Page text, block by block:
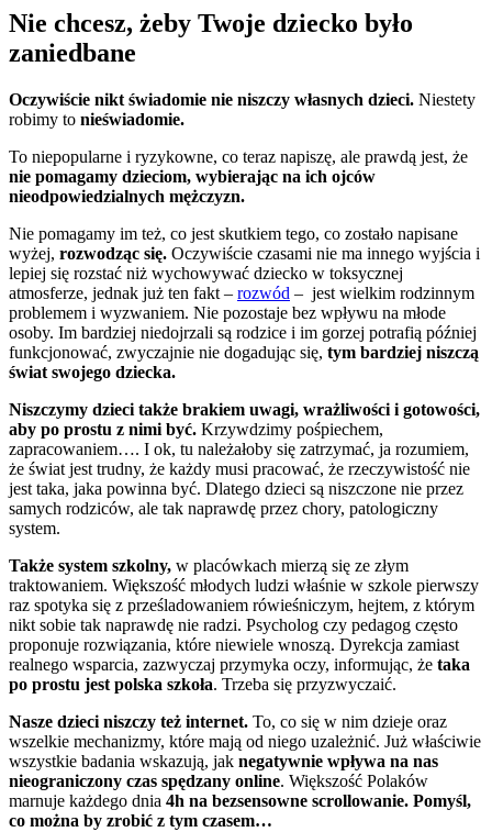
Nie chcesz, żeby Twoje dziecko było
zaniedbane
Oczywiście nikt świadomie nie niszczy własnych dzieci. Niestety
robimy to nieświadomie.
To niepopularne i ryzykowne, co teraz napiszę, ale prawdą jest, że
nie pomagamy dzieciom, wybierając na ich ojców
nieodpowiedzialnych mężczyzn.
Nie pomagamy im też, co jest skutkiem tego, co zostało napisane
wyżej, rozwodząc się. Oczywiście czasami nie ma innego wyjścia i
lepiej się rozstać niż wychowywać dziecko w toksycznej
atmosferze, jednak już ten fakt – rozwód – jest wielkim rodzinnym
problemem i wyzwaniem. Nie pozostaje bez wpływu na młode
osoby. Im bardziej niedojrzali są rodzice i im gorzej potrafią później
funkcjonować, zwyczajnie nie dogadując się, tym bardziej niszczą
świat swojego dziecka.
Niszczymy dzieci także brakiem uwagi, wrażliwości i gotowości,
aby po prostu z nimi być. Krzywdzimy pośpiechem,
zapracowaniem…. I ok, tu należałoby się zatrzymać, ja rozumiem,
że świat jest trudny, że każdy musi pracować, że rzeczywistość nie
jest taka, jaka powinna być. Dlatego dzieci są niszczone nie przez
samych rodziców, ale tak naprawdę przez chory, patologiczny
system.
Także system szkolny, w placówkach mierzą się ze złym
traktowaniem. Większość młodych ludzi właśnie w szkole pierwszy
raz spotyka się z prześladowaniem rówieśniczym, hejtem, z którym
nikt sobie tak naprawdę nie radzi. Psycholog czy pedagog często
proponuje rozwiązania, które niewiele wnoszą. Dyrekcja zamiast
realnego wsparcia, zazwyczaj przymyka oczy, informując, że taka
po prostu jest polska szkoła. Trzeba się przyzwyczaić.
Nasze dzieci niszczy też internet. To, co się w nim dzieje oraz
wszelkie mechanizmy, które mają od niego uzależnić. Już właściwie
wszystkie badania wskazują, jak negatywnie wpływa na nas
nieograniczony czas spędzany online. Większość Polaków
marnuje każdego dnia 4h na bezsensowne scrollowanie. Pomyśl,
co można by zrobić z tym czasem…